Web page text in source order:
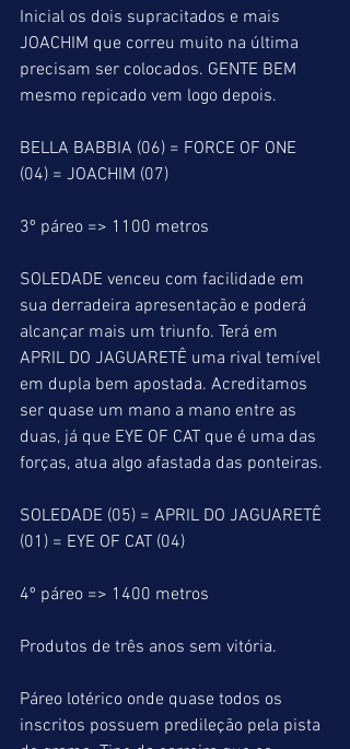
Inicial os dois supracitados e mais
JOACHIM que correu muito na última
precisam ser colocados. GENTE BEM
mesmo repicado vem logo depois.
BELLA BABBIA (06) = FORCE OF ONE
(04) = JOACHIM (07)
3º páreo => 1100 metros
SOLEDADE venceu com facilidade em
sua derradeira apresentação e poderá
alcançar mais um triunfo. Terá em
APRIL DO JAGUARETÊ uma rival temível
em dupla bem apostada. Acreditamos
ser quase um mano a mano entre as
duas, já que EYE OF CAT que é uma das
forças, atua algo afastada das ponteiras.
SOLEDADE (05) = APRIL DO JAGUARETÊ
(01) = EYE OF CAT (04)
4º páreo => 1400 metros
Produtos de três anos sem vitória.
Páreo lotérico onde quase todos os
inscritos possuem predileção pela pista